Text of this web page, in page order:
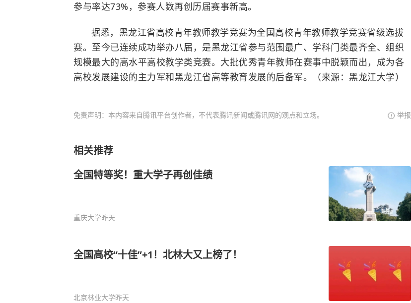
参与率达73%，参赛人数再创历届赛事新高。
据悉，黑龙江省高校青年教师教学竞赛为全国高校青年教师教学竞赛省级选拔
赛。至今已连续成功举办八届，是黑龙江省参与范围最广、学科门类最齐全、组织
规模最大的高水平高校教学类竞赛。大批优秀青年教师在赛事中脱颖而出，成为各
高校发展建设的主力军和黑龙江省高等教育发展的后备军。（来源：黑龙江大学）
免责声明：本内容来自腾讯平台创作者，不代表腾讯新闻或腾讯网的观点和立场。 举报
相关推荐
全国特等奖！重大学子再创佳绩
重庆大学昨天
全国高校“十佳”+1！北林大又上榜了！
北京林业大学昨天